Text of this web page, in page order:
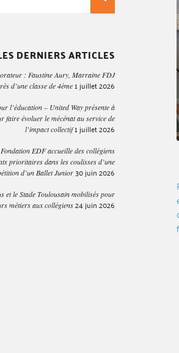
DERNIERS ARTICLES
: Faustine Aury, Marraine FDJ
d’une classe de 4ème 1 juillet 2026
l’éducation – United Way présente à
faire évoluer le mécénat au service de
l’impact collectif 1 juillet 2026
EDF accueille des collégiens
prioritaires dans les coulisses d’une
d’un Ballet Junior 30 juin 2026
et le Stade Toulousain mobilisés pour
métiers aux collégiens 24 juin 2026